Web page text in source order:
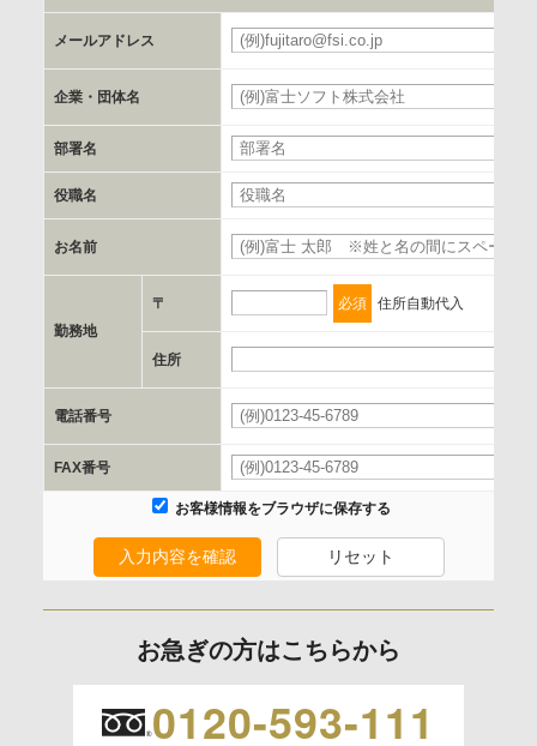
お客様のご氏名、フリガナ、企業・団体名、部署名、役職、
郵便番号、住所、電話番号、FAX番号、メールアドレス
c.第三者への提供の手段または手法
書類の送付又は電子的な方法
d.提供先および管理者
当社とイベント/セミナーを共同で開催する企業/団体
e.個人情報取り扱いに関する契約
当社と当該企業/団体とは、個人情報取扱に関する覚書の締結
を行います。
委託の有無
利用目的の通知、開示、内容の訂正、追加または削除、利用
います。）に応じます。
メールアドレス
企業・団体名
部署名
役職名
お名前
勤務地
〒 必須 住所自動代入
住所
電話番号
FAX番号
お客様情報をブラウザに保存する
入力内容を確認 リセット
お急ぎの方はこちらから
0120-593-111